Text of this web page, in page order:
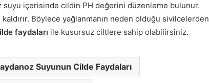
suyu içerisinde cildin PH değerini düzenleme bulunur.
Böylece yağlanmanın neden olduğu sivilcelerden
faydaları ile kusursuz ciltlere sahip olabilirsiniz.
Suyunun Cilde Faydaları